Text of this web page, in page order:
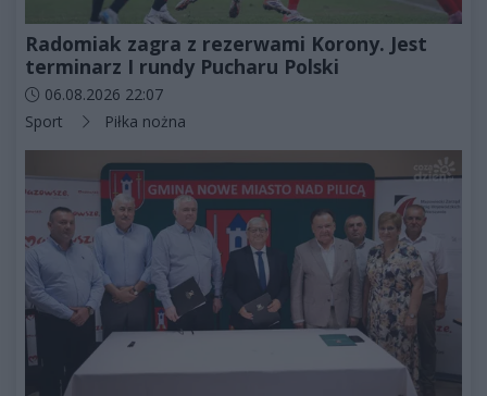
Radomiak zagra z rezerwami Korony. Jest
terminarz I rundy Pucharu Polski
Data dodania artykułu:
06.08.2026 22:07
Kategorie artykułu:
Sport Piłka nożna